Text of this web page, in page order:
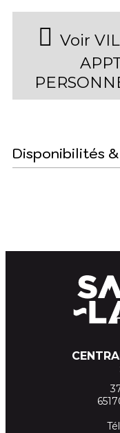
Voir
Disponibilités